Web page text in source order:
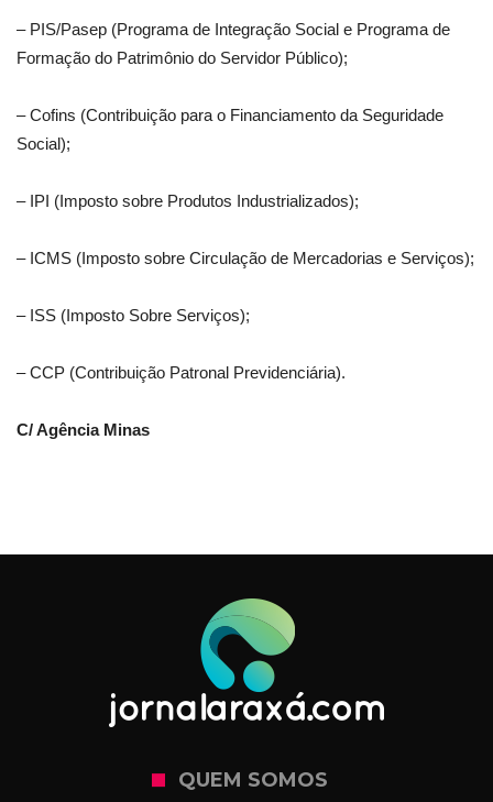
– PIS/Pasep (Programa de Integração Social e Programa de
Formação do Patrimônio do Servidor Público);
– Cofins (Contribuição para o Financiamento da Seguridade
Social);
– IPI (Imposto sobre Produtos Industrializados);
– ICMS (Imposto sobre Circulação de Mercadorias e Serviços);
– ISS (Imposto Sobre Serviços);
– CCP (Contribuição Patronal Previdenciária).
C/ Agência Minas
QUEM SOMOS